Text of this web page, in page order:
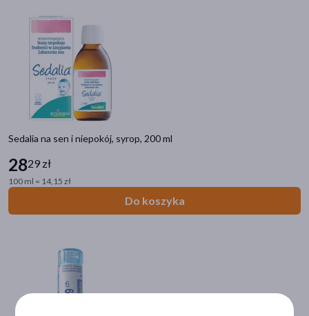
Sedalia na sen i niepokój, syrop, 200 ml
2829 zł
100 ml = 14,15 zł
Do koszyka
Marka
Arnica montana
Boiron (121)
Kobieta(148)
Wiek